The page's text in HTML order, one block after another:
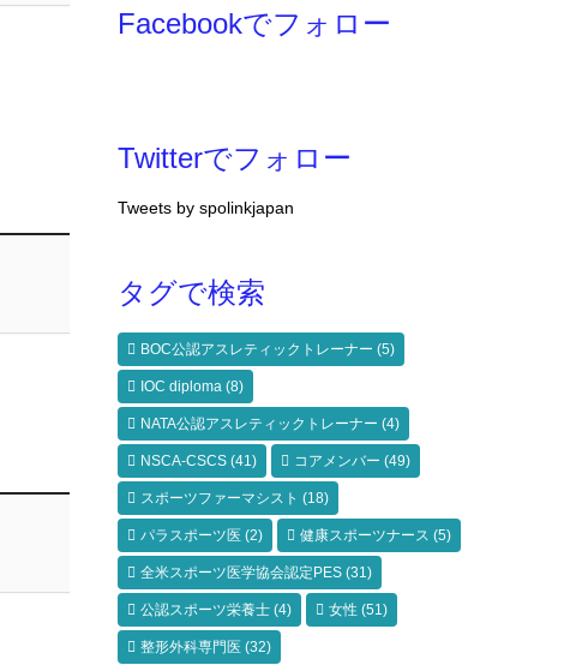
Facebookでフォロー
Twitterでフォロー
Tweets by spolinkjapan
タグで検索
BOC公認アスレティックトレーナー (5)
IOC diploma (8)
NATA公認アスレティックトレーナー (4)
NSCA-CSCS (41) コアメンバー (49)
スポーツファーマシスト (18)
パラスポーツ医 (2) 健康スポーツナース (5)
全米スポーツ医学協会認定PES (31)
公認スポーツ栄養士 (4) 女性 (51)
整形外科専門医 (32)